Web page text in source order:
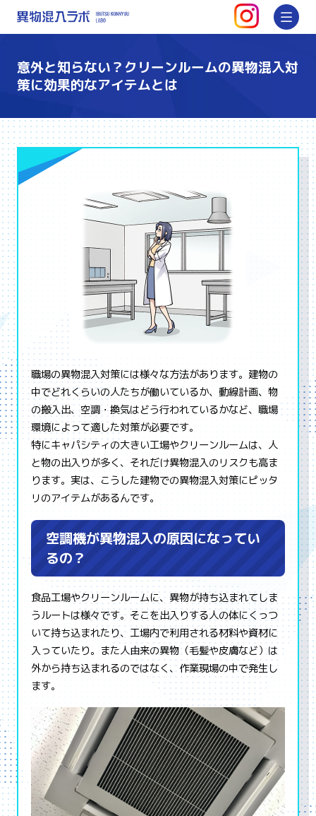
異物混入ラボ | 対策・防止方法を
インスタ
意外と知らない？クリーンルームの異物混入対
策に効果的なアイテムとは
職場の異物混入対策には様々な方法があります。建物の
中でどれくらいの人たちが働いているか、動線計画、物
の搬入出、空調・換気はどう行われているかなど、職場
環境によって適した対策が必要です。
特にキャパシティの大きい工場やクリーンルームは、人
と物の出入りが多く、それだけ異物混入のリスクも高ま
ります。実は、こうした建物での異物混入対策にピッタ
リのアイテムがあるんです。
空調機が異物混入の原因になってい
るの？
食品工場やクリーンルームに、異物が持ち込まれてしま
うルートは様々です。そこを出入りする人の体にくっつ
いて持ち込まれたり、工場内で利用される材料や資材に
入っていたり。また人由来の異物（毛髪や皮膚など）は
外から持ち込まれるのではなく、作業現場の中で発生し
ます。